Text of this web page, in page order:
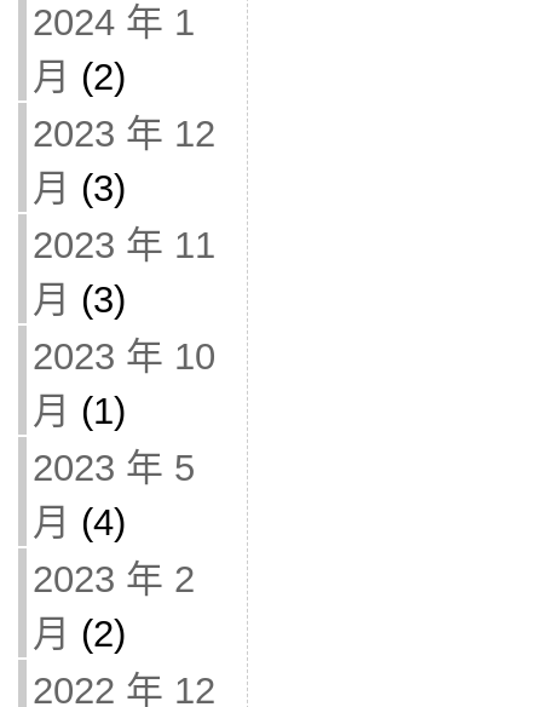
2024 年 1
月 (2)
2023 年 12
月 (3)
2023 年 11
月 (3)
2023 年 10
月 (1)
2023 年 5
月 (4)
2023 年 2
月 (2)
2022 年 12